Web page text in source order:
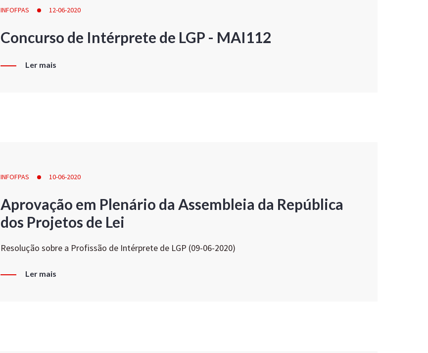
INFOFPAS 12-06-2020
Concurso de Intérprete de LGP - MAI112
Ler mais
INFOFPAS 10-06-2020
Aprovação em Plenário da Assembleia da República
dos Projetos de Lei
Resolução sobre a Profissão de Intérprete de LGP (09-06-2020)
Ler mais